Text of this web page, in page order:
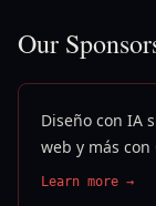
Our
Diseño con IA
web y más con
Learn more →